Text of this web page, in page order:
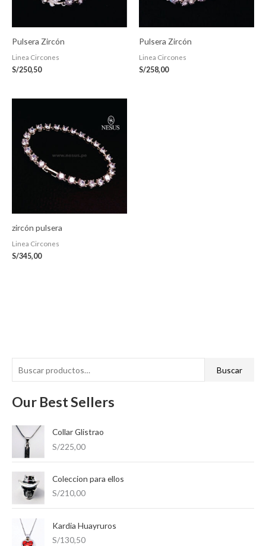
u
s
p
:
Buscar
Our Best Sellers
Collar Glistrao
S/225,00
Coleccion para ellos
S/210,00
Kardia Huayruros
S/130,50
mm
Pulsera Zircón
Linea Circones
S/250,50
Pulsera Zircón
Linea Circones
S/258,00
zircón pulsera
Linea Circones
S/345,00